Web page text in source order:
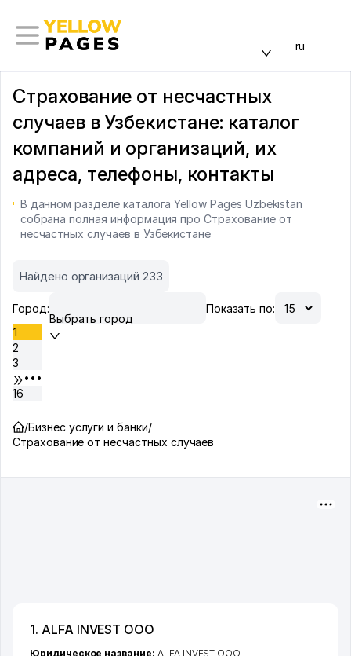
ru
Страхование от несчастных
случаев в Узбекистане: каталог
компаний и организаций, их
адреса, телефоны, контакты
В данном разделе каталога Yellow Pages Uzbekistan
собрана полная информация про Страхование от
несчастных случаев в Узбекистане
Найдено организаций 233
Город:
Выбрать город
Показать по:
1
2
3
•••
16
/Бизнес услуги и банки/
Страхование от несчастных случаев
1. ALFA INVEST ООО
Юридическое название: ALFA INVEST ООО